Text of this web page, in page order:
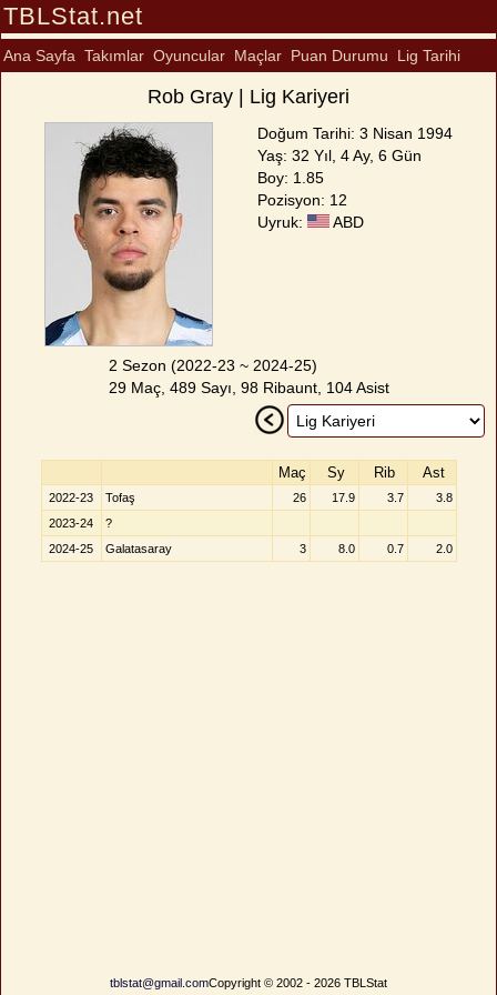
TBLStat.net
Ana Sayfa Takımlar Oyuncular Maçlar Puan Durumu Lig Tarihi
Rob Gray | Lig Kariyeri
Doğum Tarihi: 3 Nisan 1994
Yaş: 32 Yıl, 4 Ay, 6 Gün
Boy: 1.85
Pozisyon: 12
Uyruk:
ABD
2 Sezon (2022-23 ~ 2024-25)
29 Maç, 489 Sayı, 98 Ribaunt, 104 Asist
Maç Sy Rib Ast
2022-23 Tofaş 26 17.9 3.7
3.8
2023-24
?
2024-25
Galatasaray 3 8.0 0.7 2.0
tblstat@gmail.comCopyright © 2002 - 2026 TBLStat